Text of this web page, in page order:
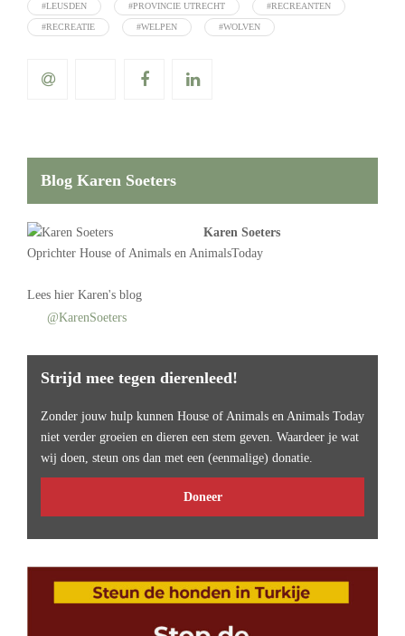
#LEUSDEN #PROVINCIE UTRECHT #RECREANTEN
#RECREATIE #WELPEN #WOLVEN
Blog Karen Soeters
Karen Soeters
Oprichter House of Animals en AnimalsToday
Lees hier Karen's blog
@KarenSoeters
Strijd mee tegen dierenleed!
Zonder jouw hulp kunnen House of Animals en Animals Today
niet verder groeien en dieren een stem geven. Waardeer je wat
wij doen, steun ons dan met een (eenmalige) donatie.
Doneer